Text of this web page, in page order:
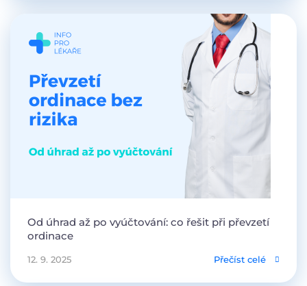
Od úhrad až po vyúčtování: co řešit při převzetí
ordinace
12. 9. 2025 Přečíst celé